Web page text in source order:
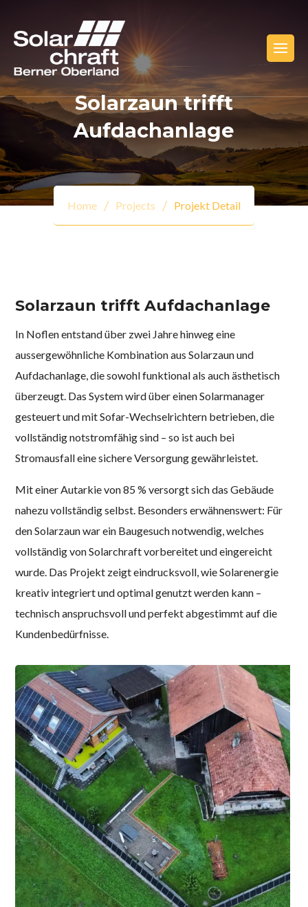
Solarzaun trifft
Aufdachanlage
Home Projects Projekt Detail
Solarzaun trifft Aufdachanlage
In Noflen entstand über zwei Jahre hinweg eine
aussergewöhnliche Kombination aus Solarzaun und
Aufdachanlage, die sowohl funktional als auch ästhetisch
überzeugt. Das System wird über einen Solarmanager
gesteuert und mit Sofar-Wechselrichtern betrieben, die
vollständig notstromfähig sind – so ist auch bei
Stromausfall eine sichere Versorgung gewährleistet.
Mit einer Autarkie von 85 % versorgt sich das Gebäude
nahezu vollständig selbst. Besonders erwähnenswert: Für
den Solarzaun war ein Baugesuch notwendig, welches
vollständig von Solarchraft vorbereitet und eingereicht
wurde. Das Projekt zeigt eindrucksvoll, wie Solarenergie
kreativ integriert und optimal genutzt werden kann –
technisch anspruchsvoll und perfekt abgestimmt auf die
Kundenbedürfnisse.